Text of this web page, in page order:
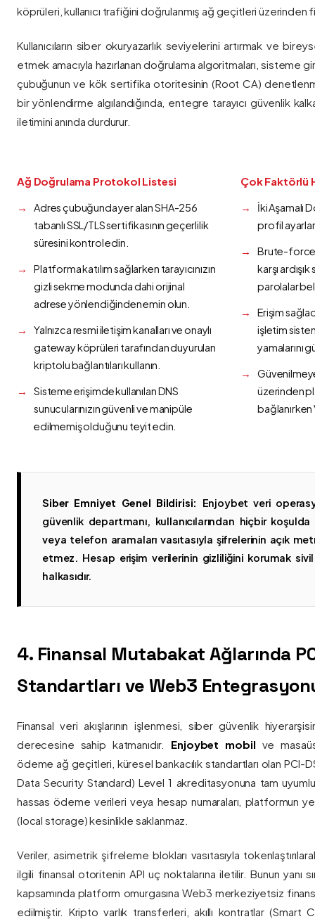
köprüleri, kullanıcı trafiğini doğrulanmış ağ geçitleri üzerinden
Kullanıcıların siber okuryazarlık seviyelerini artırmak ve
etmek amacıyla hazırlanan doğrulama algoritmaları, sisteme
çubuğunun ve kök sertifika otoritesinin (Root CA)
bir yönlendirme algılandığında, entegre tarayıcı güvenlik
iletimini anında durdurur.
Ağ Doğrulama Protokol Listesi
Adres çubuğunda yer alan SHA-256
tabanlı SSL/TLS sertifikasının geçerlilik
süresini kontrol edin.
Platforma katılım sağlarken tarayıcınızın
gizli sekme modunda dahi orijinal
adrese yönlendiğinden emin olun.
Yalnızca resmi iletişim kanalları ve onaylı
gateway köprüleri tarafından duyurulan
kriptolu bağlantıları kullanın.
Sisteme erişimde kullanılan DNS
sunucularınızın güvenli ve manipüle
edilmemiş olduğunu teyit edin.
Çok Faktörlü
İki Aşamalı
profil
Brute-force
karşı
parolalar
Erişim
işletim
yamalarını
üzerinden
bağlanırken
Siber Emniyet Genel Bildirisi:
Enjoybet veri
güvenlik departmanı, kullanıcılarından hiçbir
veya telefon aramaları vasıtasıyla şifrelerinin açık
etmez. Hesap erişim verilerinin gizliliğini korumak
halkasıdır.
4. Finansal Mutabakat Ağlarında
Standartları ve Web3
Finansal veri akışlarının işlenmesi, siber güvenlik
derecesine sahip katmanıdır. Enjoybet mobil ve
ödeme ağ geçitleri, küresel bankacılık standartları olan PCI-
Data Security Standard) Level 1 akreditasyonuna tam
hassas ödeme verileri veya hesap numaraları, platformun
(local storage) kesinlikle saklanmaz.
Veriler, asimetrik şifreleme blokları vasıtasıyla
ilgili finansal otoritenin API uç noktalarına iletilir. Bunun yanı
kapsamında platform omurgasına Web3 merkeziyetsiz
edilmiştir. Kripto varlık transferleri, akıllı kontratlar (Smart